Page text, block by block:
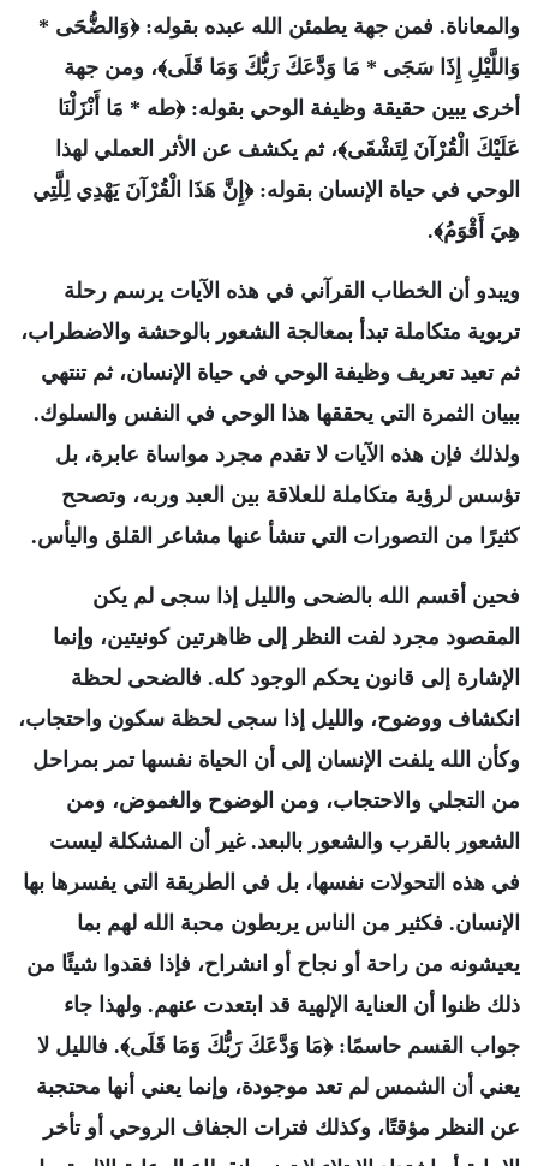
والمعاناة. فمن جهة يطمئن الله عبده بقوله: ﴿وَالضُّحَى *
وَاللَّيْلِ إِذَا سَجَى * مَا وَدَّعَكَ رَبُّكَ وَمَا قَلَى﴾، ومن جهة
أخرى يبين حقيقة وظيفة الوحي بقوله: ﴿طه * مَا أَنْزَلْنَا
عَلَيْكَ الْقُرْآنَ لِتَشْقَى﴾، ثم يكشف عن الأثر العملي لهذا
الوحي في حياة الإنسان بقوله: ﴿إِنَّ هَذَا الْقُرْآنَ يَهْدِي لِلَّتِي
هِيَ أَقْوَمُ﴾.
ويبدو أن الخطاب القرآني في هذه الآيات يرسم رحلة
تربوية متكاملة تبدأ بمعالجة الشعور بالوحشة والاضطراب،
ثم تعيد تعريف وظيفة الوحي في حياة الإنسان، ثم تنتهي
ببيان الثمرة التي يحققها هذا الوحي في النفس والسلوك.
ولذلك فإن هذه الآيات لا تقدم مجرد مواساة عابرة، بل
تؤسس لرؤية متكاملة للعلاقة بين العبد وربه، وتصحح
كثيرًا من التصورات التي تنشأ عنها مشاعر القلق واليأس.
فحين أقسم الله بالضحى والليل إذا سجى لم يكن
المقصود مجرد لفت النظر إلى ظاهرتين كونيتين، وإنما
الإشارة إلى قانون يحكم الوجود كله. فالضحى لحظة
انكشاف ووضوح، والليل إذا سجى لحظة سكون واحتجاب،
وكأن الله يلفت الإنسان إلى أن الحياة نفسها تمر بمراحل
من التجلي والاحتجاب، ومن الوضوح والغموض، ومن
الشعور بالقرب والشعور بالبعد. غير أن المشكلة ليست
في هذه التحولات نفسها، بل في الطريقة التي يفسرها بها
الإنسان. فكثير من الناس يربطون محبة الله لهم بما
يعيشونه من راحة أو نجاح أو انشراح، فإذا فقدوا شيئًا من
ذلك ظنوا أن العناية الإلهية قد ابتعدت عنهم. ولهذا جاء
جواب القسم حاسمًا: ﴿مَا وَدَّعَكَ رَبُّكَ وَمَا قَلَى﴾. فالليل لا
يعني أن الشمس لم تعد موجودة، وإنما يعني أنها محتجبة
عن النظر مؤقتًا، وكذلك فترات الجفاف الروحي أو تأخر